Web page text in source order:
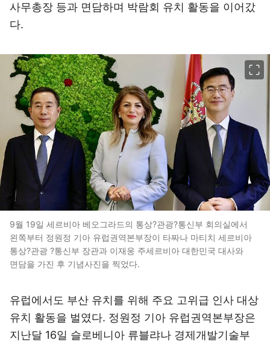
사무총장 등과 면담하며 박람회 유치 활동을 이어갔
다.
9월 19일 세르비아 베오그라드의 통상?관광?통신부 회의실에서
왼쪽부터 정원정 기아 유럽권역본부장이 타짜나 마티치 세르비아
통상?관광 ?통신부 장관과 이재웅 주세르비아 대한민국 대사와
면담을 가진 후 기념사진을 찍었다.
유럽에서도 부산 유치를 위해 주요 고위급 인사 대상
유치 활동을 벌였다. 정원정 기아 유럽권역본부장은
지난달 16일 슬로베니아 류블랴나 경제개발기술부